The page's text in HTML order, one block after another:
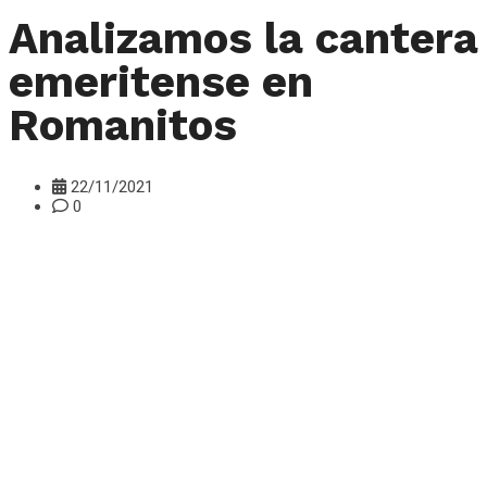
Analizamos la cantera
emeritense en
Romanitos
22/11/2021
0